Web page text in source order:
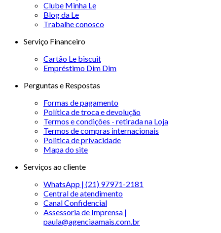
Clube Minha Le
Blog da Le
Trabalhe conosco
Serviço Financeiro
Cartão Le biscuit
Empréstimo Dim Dim
Perguntas e Respostas
Formas de pagamento
Política de troca e devolução
Termos e condições - retirada na Loja
Termos de compras internacionais
Politica de privacidade
Mapa do site
Serviços ao cliente
WhatsApp | (21) 97971-2181
Central de atendimento
Canal Confidencial
Assessoria de Imprensa |
paula@agenciaamais.com.br